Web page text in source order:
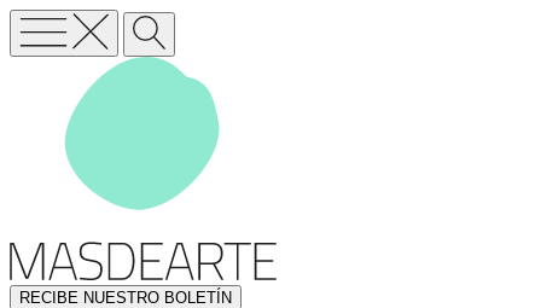
RECIBE NUESTRO BOLETÍN